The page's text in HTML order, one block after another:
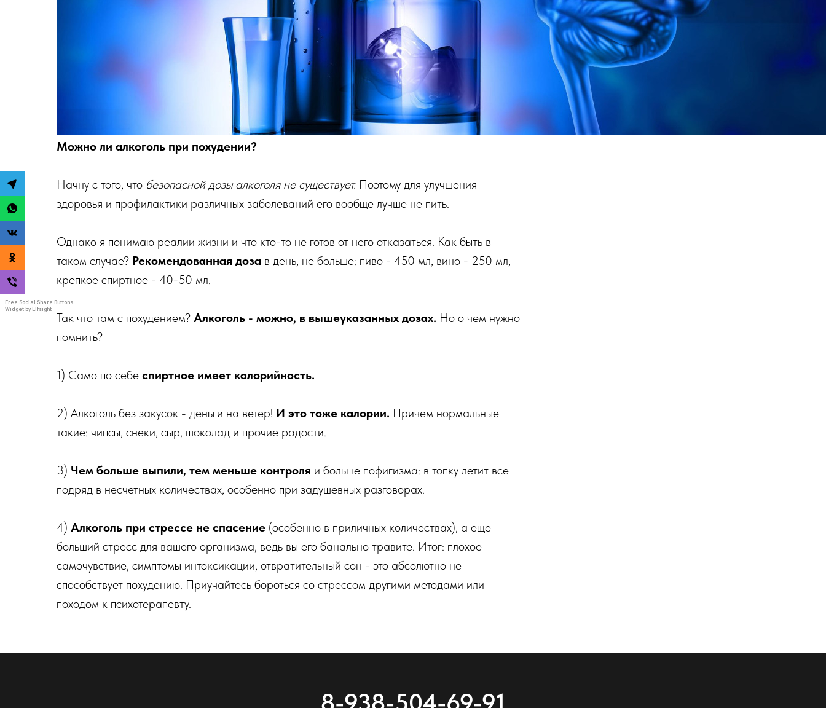
Можно ли алкоголь при похудении?
Начну с того, что безопасной дозы алкоголя не существует. Поэтому для улучшения
здоровья и профилактики различных заболеваний его вообще лучше не пить.
Однако я понимаю реалии жизни и что кто-то не готов от него отказаться. Как быть в
таком случае? Рекомендованная доза в день, не больше: пиво - 450 мл, вино - 250 мл,
крепкое спиртное - 40-50 мл.
Так что там с похудением? Алкоголь - можно, в вышеуказанных дозах. Но о чем нужно
помнить?
1) Само по себе спиртное имеет калорийность.
2) Алкоголь без закусок - деньги на ветер! И это тоже калории. Причем нормальные
такие: чипсы, снеки, сыр, шоколад и прочие радости.
3) Чем больше выпили, тем меньше контроля и больше пофигизма: в топку летит все
подряд в несчетных количествах, особенно при задушевных разговорах.
4) Алкоголь при стрессе не спасение (особенно в приличных количествах), а еще
больший стресс для вашего организма, ведь вы его банально травите. Итог: плохое
самочувствие, симптомы интоксикации, отвратительный сон - это абсолютно не
способствует похудению. Приучайтесь бороться со стрессом другими методами или
походом к психотерапевту.
Free Social Share Buttons
Widget by Elfsight